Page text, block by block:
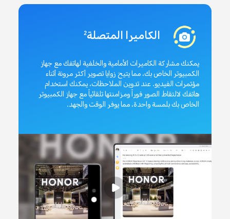
الكاميرا المتصلة2
يمكنك مشاركة الكاميرات الأمامية والخلفية لهاتفك مع جهاز
الكمبيوتر الخاص بك، مما يتيح زوايا تصوير أكثر مرونة أثناء
مؤتمرات الفيديو. عند تدوين الملاحظات، يمكنك استخدام
هاتفك لالتقاط الصور فوراً ومزامنتها تلقائياً مع جهاز الكمبيوتر
الخاص بك بلمسة واحدة، مما يوفر الوقت والجهد.